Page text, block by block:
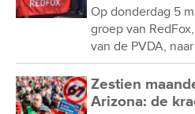
Op donderdag 5
groep van
van de PVDA,
Zestien
Arizona: de